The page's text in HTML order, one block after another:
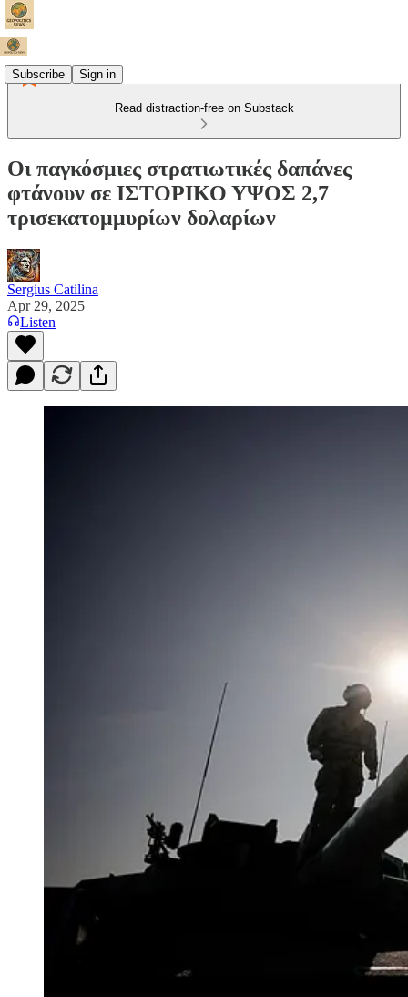
Subscribe Sign in
Read distraction-free on Substack
Οι παγκόσμιες στρατιωτικές δαπάνες
φτάνουν σε ΙΣΤΟΡΙΚΟ ΥΨΟΣ 2,7
τρισεκατομμυρίων δολαρίων
Sergius Catilina
Apr 29, 2025
Listen